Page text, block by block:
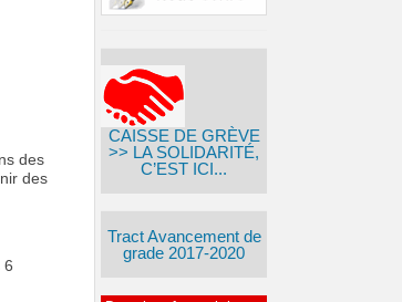
des
des
6
CAISSE DE GRÈVE
>> LA SOLIDARITÉ,
C’EST ICI...
Tract Avancement de
grade 2017-2020